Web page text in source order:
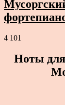
4 101
Ноты